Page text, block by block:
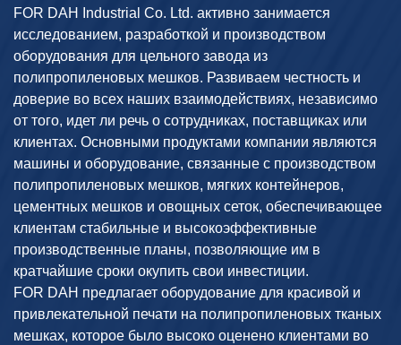
FOR DAH Industrial Co. Ltd. активно занимается
исследованием, разработкой и производством
оборудования для цельного завода из
полипропиленовых мешков. Развиваем честность и
доверие во всех наших взаимодействиях, независимо
от того, идет ли речь о сотрудниках, поставщиках или
клиентах. Основными продуктами компании являются
машины и оборудование, связанные с производством
полипропиленовых мешков, мягких контейнеров,
цементных мешков и овощных сеток, обеспечивающее
клиентам стабильные и высокоэффективные
производственные планы, позволяющие им в
кратчайшие сроки окупить свои инвестиции.
FOR DAH предлагает оборудование для красивой и
привлекательной печати на полипропиленовых тканых
мешках, которое было высоко оценено клиентами во